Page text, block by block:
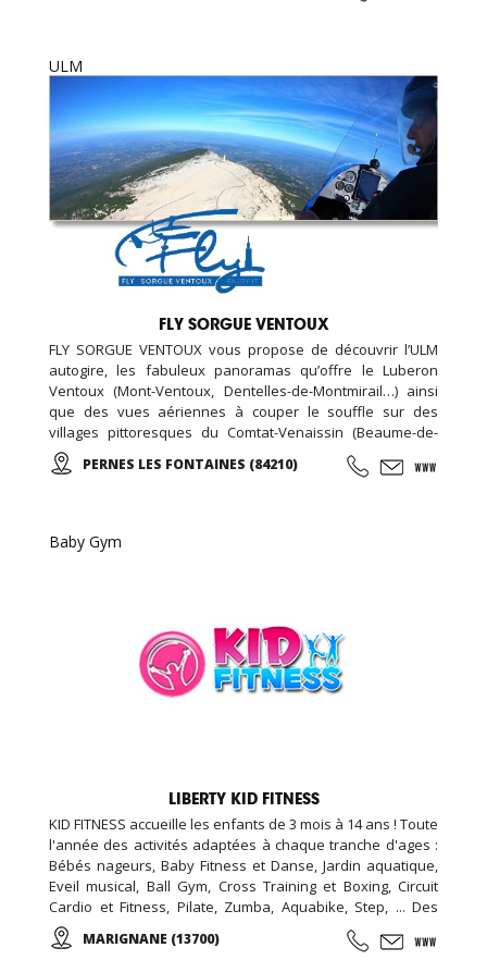
ULM
FLY SORGUE VENTOUX
FLY SORGUE VENTOUX vous propose de découvrir l’ULM
autogire, les fabuleux panoramas qu’offre le Luberon
Ventoux (Mont-Ventoux, Dentelles-de-Montmirail…) ainsi
que des vues aériennes à couper le souffle sur des
villages pittoresques du Comtat-Venaissin (Beaume-de-
Venise, Le-Barroux, Bédoin, Crillon-le-Brave…), sur les
Monts-de-Vaucluse (Blauvac, Méthamis, Gordes, L’Isle sur
PERNES LES FONTAINES (84210)
Baby Gym
LIBERTY KID FITNESS
KID FITNESS accueille les enfants de 3 mois à 14 ans ! Toute
l'année des activités adaptées à chaque tranche d'ages :
Bébés nageurs, Baby Fitness et Danse, Jardin aquatique,
Eveil musical, Ball Gym, Cross Training et Boxing, Circuit
Cardio et Fitness, Pilate, Zumba, Aquabike, Step, ... Des
Stages Sportifs pendant les vacances, des Garderies
Sportives qui suivent les rythmes scolaires,... Des
MARIGNANE (13700)